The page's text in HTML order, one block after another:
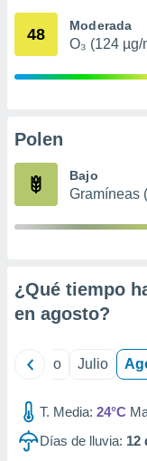
mediante
publicidad
de
48 Moderada
O₃ (124 µg/
Polen
Bajo
Gramíneas
¿Qué tiempo
en agosto?
Junio Julio
T. Media: 24°C
Días de lluvia: 12